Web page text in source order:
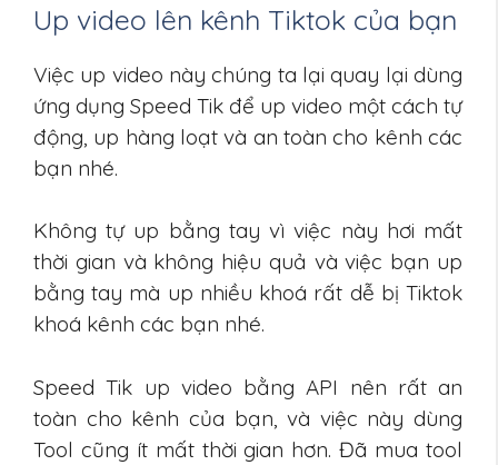
Up video lên kênh Tiktok của bạn
Việc up video này chúng ta lại quay lại dùng
ứng dụng Speed Tik để up video một cách tự
động, up hàng loạt và an toàn cho kênh các
bạn nhé.
Không tự up bằng tay vì việc này hơi mất
thời gian và không hiệu quả và việc bạn up
bằng tay mà up nhiều khoá rất dễ bị Tiktok
khoá kênh các bạn nhé.
Speed Tik up video bằng API nên rất an
toàn cho kênh của bạn, và việc này dùng
Tool cũng ít mất thời gian hơn. Đã mua tool